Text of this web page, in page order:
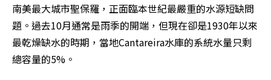
南美最大城市聖保羅，正面臨本世紀最嚴重的水源短缺問
題。過去10月通常是雨季的開端，但現在卻是1930年以來
最乾燥缺水的時期，當地Cantareira水庫的系統水量只剩
總容量的5%。